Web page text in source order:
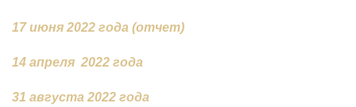
17 июня 2022 года (отчет)
14 апреля 2022 года
31 августа 2022 года